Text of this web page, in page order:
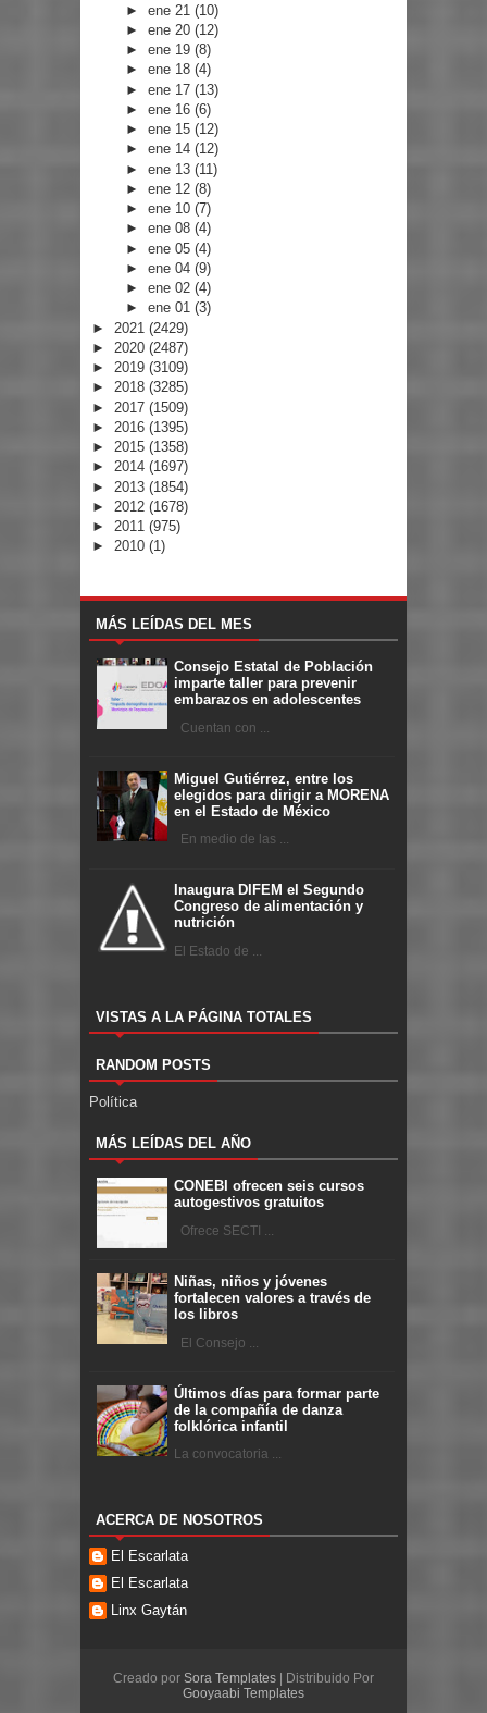
►ene 21(10)
►ene 20(12)
►ene 19(8)
►ene 18(4)
►ene 17(13)
►ene 16(6)
►ene 15(12)
►ene 14(12)
►ene 13(11)
►ene 12(8)
►ene 10(7)
►ene 08(4)
►ene 05(4)
►ene 04(9)
►ene 02(4)
►ene 01(3)
► 2021 (2429)
► 2020 (2487)
► 2019 (3109)
► 2018 (3285)
► 2017 (1509)
► 2016 (1395)
► 2015 (1358)
► 2014 (1697)
► 2013 (1854)
► 2012 (1678)
► 2011 (975)
► 2010 (1)
MÁS LEÍDAS DEL MES
Consejo Estatal de Población
imparte taller para prevenir
embarazos en adolescentes
Cuentan con ...
Miguel Gutiérrez, entre los
elegidos para dirigir a MORENA
en el Estado de México
En medio de las ...
Inaugura DIFEM el Segundo
Congreso de alimentación y
nutrición
El Estado de ...
VISTAS A LA PÁGINA TOTALES
RANDOM POSTS
Política
MÁS LEÍDAS DEL AÑO
CONEBI ofrecen seis cursos
autogestivos gratuitos
Ofrece SECTI ...
Niñas, niños y jóvenes
fortalecen valores a través de
los libros
El Consejo ...
Últimos días para formar parte
de la compañía de danza
folklórica infantil
La convocatoria ...
ACERCA DE NOSOTROS
El Escarlata
El Escarlata
Linx Gaytán
Creado por Sora Templates | Distribuido Por
Gooyaabi Templates